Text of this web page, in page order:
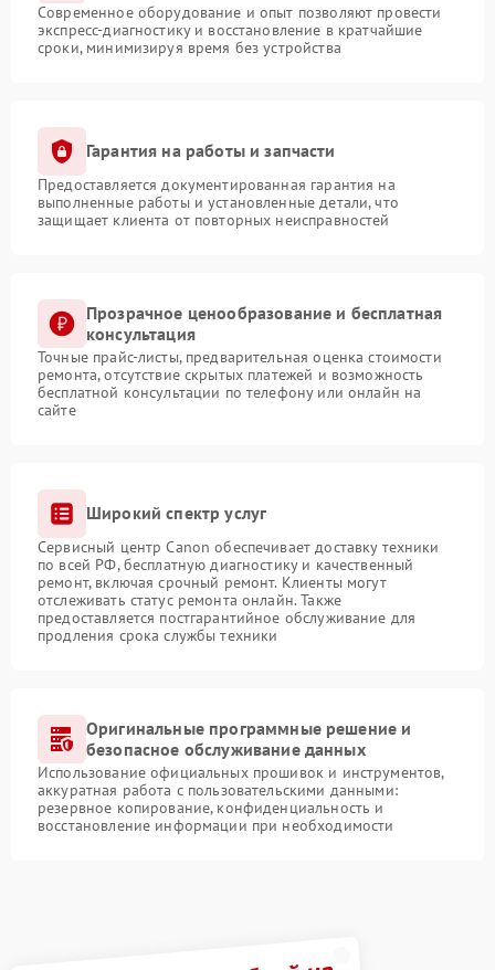
Современное оборудование и опыт позволяют провести
экспресс-диагностику и восстановление в кратчайшие
сроки, минимизируя время без устройства
Гарантия на работы и запчасти
Предоставляется документированная гарантия на
выполненные работы и установленные детали, что
защищает клиента от повторных неисправностей
Прозрачное ценообразование и бесплатная
консультация
Точные прайс-листы, предварительная оценка стоимости
ремонта, отсутствие скрытых платежей и возможность
бесплатной консультации по телефону или онлайн на
сайте
Широкий спектр услуг
Сервисный центр Canon обеспечивает доставку техники
по всей РФ, бесплатную диагностику и качественный
ремонт, включая срочный ремонт. Клиенты могут
отслеживать статус ремонта онлайн. Также
предоставляется постгарантийное обслуживание для
продления срока службы техники
Оригинальные программные решение и
безопасное обслуживание данных
Использование официальных прошивок и инструментов,
аккуратная работа с пользовательскими данными:
резервное копирование, конфиденциальность и
восстановление информации при необходимости